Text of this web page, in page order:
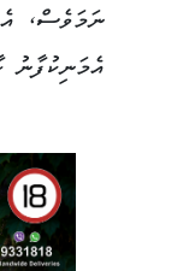
ނަމަވެސް،
އެމަނިކުފާނު